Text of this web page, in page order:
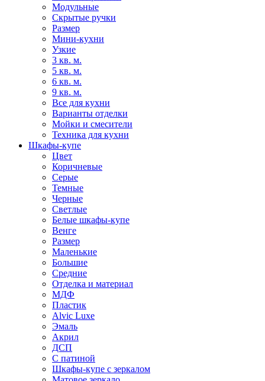
Модульные
Скрытые ручки
Размер
Мини-кухни
Узкие
3 кв. м.
5 кв. м.
6 кв. м.
9 кв. м.
Все для кухни
Варианты отделки
Мойки и смесители
Техника для кухни
Шкафы-купе
Цвет
Коричневые
Серые
Темные
Черные
Светлые
Белые шкафы-купе
Венге
Размер
Маленькие
Большие
Средние
Отделка и материал
МДФ
Пластик
Alvic Luxe
Эмаль
Акрил
ДСП
С патиной
Шкафы-купе с зеркалом